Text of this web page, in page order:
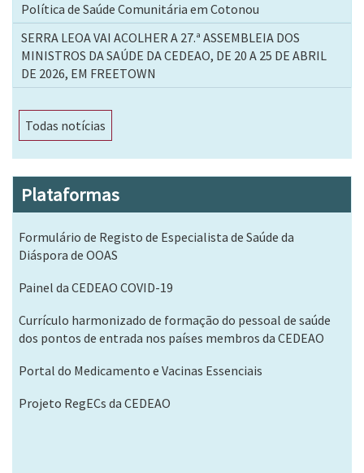
Política de Saúde Comunitária em Cotonou
SERRA LEOA VAI ACOLHER A 27.ª ASSEMBLEIA DOS
MINISTROS DA SAÚDE DA CEDEAO, DE 20 A 25 DE ABRIL
DE 2026, EM FREETOWN
Todas notícias
Plataformas
Formulário de Registo de Especialista de Saúde da
Diáspora de OOAS
Painel da CEDEAO COVID-19
Currículo harmonizado de formação do pessoal de saúde
dos pontos de entrada nos países membros da CEDEAO
Portal do Medicamento e Vacinas Essenciais
Projeto RegECs da CEDEAO